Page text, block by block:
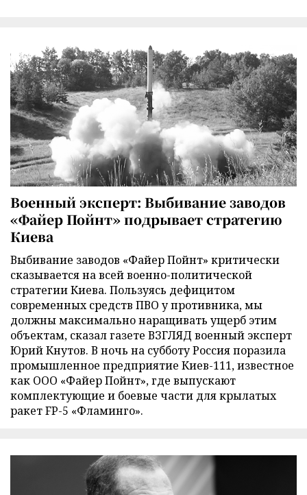
Военный эксперт: Выбивание заводов
«Файер Пойнт» подрывает стратегию
Киева
Выбивание заводов «Файер Пойнт» критически
сказывается на всей военно-политической
стратегии Киева. Пользуясь дефицитом
современных средств ПВО у противника, мы
должны максимально наращивать ущерб этим
объектам, сказал газете ВЗГЛЯД военный эксперт
Юрий Кнутов. В ночь на субботу Россия поразила
промышленное предприятие Киев-111, известное
как ООО «Файер Пойнт», где выпускают
комплектующие и боевые части для крылатых
ракет FP-5 «Фламинго».